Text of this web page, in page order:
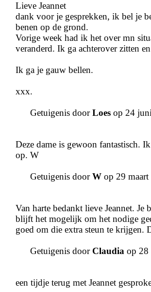
Lieve Jeannet
dank voor je gesprekken, ik bel je
benen op de grond.
Vorige week had ik het over mn
veranderd. Ik ga achterover zitten
Ik ga je gauw bellen.
xxx.
Getuigenis doorLoes op 24
Deze dame is gewoon fantastisch.
op. W
Getuigenis doorW op 29 maart
Van harte bedankt lieve Jeannet.
blijft het mogelijk om het nodige
goed om die extra steun te krijgen.
Getuigenis door Claudia op 28
een tijdje terug met Jeannet